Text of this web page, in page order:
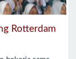
Rotterdam